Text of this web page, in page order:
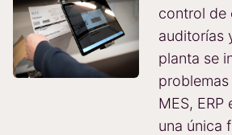
control de
auditorías
planta se
MES,
una única